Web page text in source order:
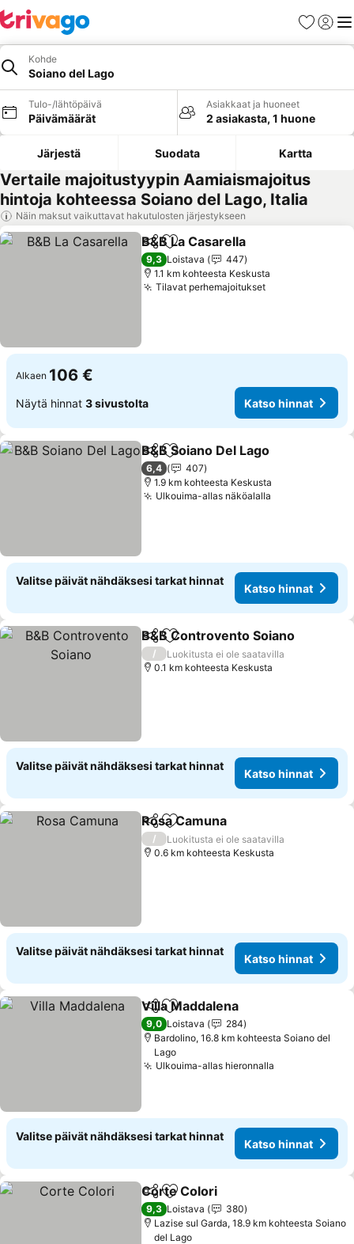
Suosikit
Kohde
Soiano del Lago
Tulo-/lähtöpäivä
Päivämäärät
Asiakkaat ja huoneet
2 asiakasta, 1 huone
Järjestä Suodata Kartta
Vertaile majoitustyypin Aamiaismajoitus
hintoja kohteessa Soiano del Lago, Italia
Näin maksut vaikuttavat hakutulosten järjestykseen
Jaa Lisää suosikkeihin
B&B La Casarella
9,3 Loistava
447
1.1 km kohteesta Keskusta
Tilavat perhemajoituksetKatso hinnat
Alkaen 106 €
Näytä hinnat 3 sivustolta Katso hinnat
Jaa Lisää suosikkeihin
B&B Soiano Del Lago
6,4
407
1.9 km kohteesta Keskusta
Ulkouima-allas näköalalla
Valitse päivät nähdäksesi tarkat hinnat
Katso hinnat
Jaa Lisää suosikkeihin
B&B Controvento Soiano
/
Luokitusta ei ole saatavilla
0.1 km kohteesta Keskusta
Valitse päivät nähdäksesi tarkat hinnat
Katso hinnat
Jaa Lisää suosikkeihin
Rosa Camuna
/
Luokitusta ei ole saatavilla
0.6 km kohteesta Keskusta
Valitse päivät nähdäksesi tarkat hinnat
Katso hinnat
Jaa Lisää suosikkeihin
Villa Maddalena
9,0 Loistava
284
Bardolino, 16.8 km kohteesta Soiano del
Lago
Ulkouima-allas hieronnalla
Valitse päivät nähdäksesi tarkat hinnat
Katso hinnat
Jaa Lisää suosikkeihin
Corte Colori
9,3 Loistava
380
Lazise sul Garda, 18.9 km kohteesta Soiano
del Lago